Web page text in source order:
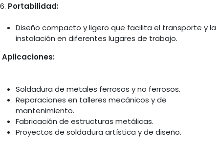
6. Portabilidad:
Diseño compacto y ligero que facilita el transporte y la
instalación en diferentes lugares de trabajo.
Aplicaciones:
Soldadura de metales ferrosos y no ferrosos.
Reparaciones en talleres mecánicos y de
mantenimiento.
Fabricación de estructuras metálicas.
Proyectos de soldadura artística y de diseño.